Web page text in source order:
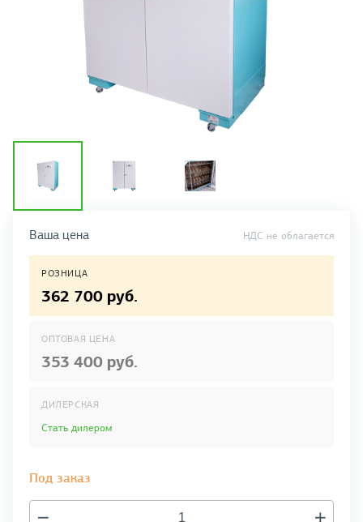
Ваша цена НДС не облагается
РОЗНИЦА
362 700 руб.
ОПТОВАЯ ЦЕНА
353 400 руб.
ДИЛЕРСКАЯ
Стать дилером
Под заказ